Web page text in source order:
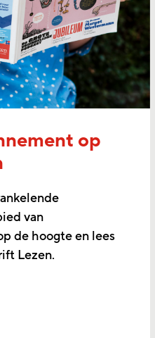
op
van
de hoogte en lees
Lezen.